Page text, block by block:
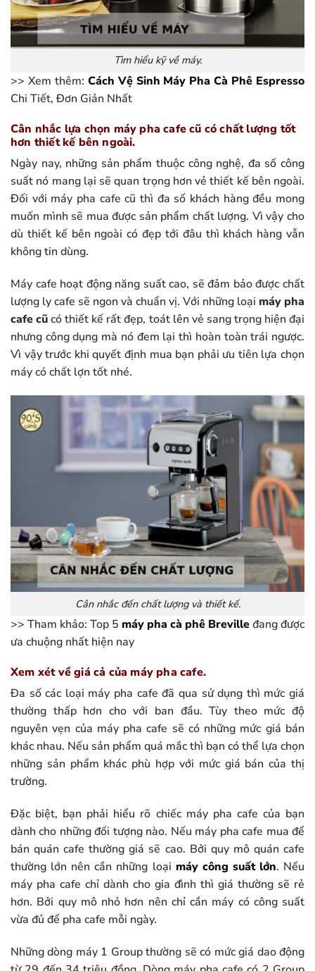
Tìm hiểu kỹ về máy.
>> Xem thêm: Cách Vệ Sinh Máy Pha Cà Phê Espresso
Chi Tiết, Đơn Giản Nhất
Cân nhắc lựa chọn máy pha cafe cũ có chất lượng tốt
hơn thiết kế bên ngoài.
Ngày nay, những sản phẩm thuộc công nghệ, đa số công
suất nó mang lại sẽ quan trọng hơn vẻ thiết kế bên ngoài.
Đối với máy pha cafe cũ thì đa số khách hàng đều mong
muốn mình sẽ mua được sản phẩm chất lượng. Vì vậy cho
dù thiết kế bên ngoài có đẹp tới đâu thì khách hàng vẫn
không tin dùng.
Máy cafe hoạt động năng suất cao, sẽ đảm bảo được chất
lượng ly cafe sẽ ngon và chuẩn vị. Với những loại máy pha
cafe cũcó thiết kế rất đẹp, toát lên vẻ sang trọng hiện đại
nhưng công dụng mà nó đem lại thì hoàn toàn trái ngược.
Vì vậy trước khi quyết định mua bạn phải ưu tiên lựa chọn
máy có chất lợn tốt nhé.
Cân nhắc đến chất lượng và thiết kế.
>> Tham khảo: Top 5 máy pha cà phê Brevilleđang được
ưa chuộng nhất hiện nay
Xem xét về giá cả của máy pha cafe.
Đa số các loại máy pha cafe đã qua sử dụng thì mức giá
thường thấp hơn cho với ban đầu. Tùy theo mức độ
nguyên vẹn của máy pha cafe sẽ có những mức giá bán
khác nhau. Nếu sản phẩm quá mắc thì bạn có thể lựa chọn
những sản phẩm khác phù hợp với mức giá bán của thị
trường.
Đặc biệt, bạn phải hiểu rõ chiếc máy pha cafe của bạn
dành cho những đối tượng nào. Nếu máy pha cafe mua để
bán quán cafe thường giá sẽ cao. Bởi quy mô quán cafe
thường lớn nên cần những loại máy công suất lớn. Nếu
máy pha cafe chỉ dành cho gia đình thì giá thường sẽ rẻ
hơn. Bởi quy mô nhỏ hơn nên chỉ cần máy có công suất
vừa đủ để pha cafe mỗi ngày.
Những dòng máy 1 Group thường sẽ có mức giá dao động